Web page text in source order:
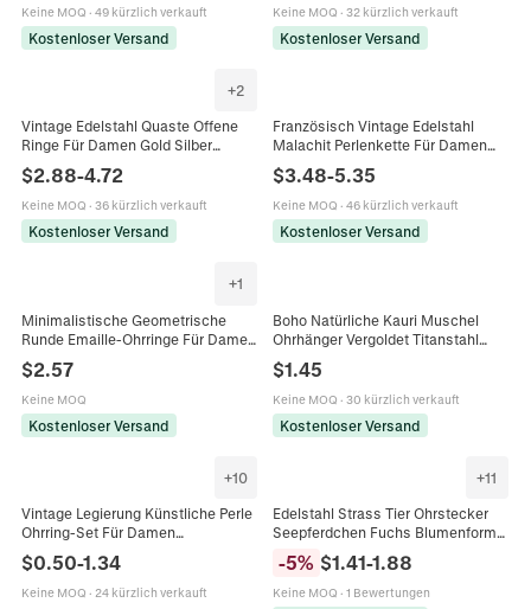
Keine MOQ · 49 kürzlich verkauft
Kostenloser Versand
Keine MOQ · 32 kürzlich verkauft
Kostenloser Versand
+2
Vintage Edelstahl Quaste Offene
Ringe Für Damen Gold Silber
Galvanisiert Geometrische Fransen
Mode Nischen Design Schmuck
Ring Geschenk
$2.88-4.72
Keine MOQ · 36 kürzlich verkauft
Kostenloser Versand
Französisch Vintage Edelstahl
Malachit Perlenkette Für Damen
18K Vergoldet Herz Stern Anhänger
PVD Choker Schmuck
$3.48-5.35
Keine MOQ · 46 kürzlich verkauft
Kostenloser Versand
+1
Minimalistische Geometrische
Runde Emaille-Ohrringe Für Damen
Bunte Emaille-Schmuck
$2.57
Keine MOQ
Kostenloser Versand
Boho Natürliche Kauri Muschel
Ohrhänger Vergoldet Titanstahl
Mode Schmuck
$1.45
Keine MOQ · 30 kürzlich verkauft
Kostenloser Versand
+10
Vintage Legierung Künstliche Perle
Ohrring-Set Für Damen
Geometrische C-Form Reifen
Ohrringe Strass Eingelegter
Schmuck Stecker-Set
$0.50-1.34
Keine MOQ · 24 kürzlich verkauft
+11
Edelstahl Strass Tier Ohrstecker
Seepferdchen Fuchs Blumenform
Tragus Ohrknorpel Piercing
Schmuck Für Damen Herren
-5% $1.41-1.88
Keine MOQ · 1 Bewertungen